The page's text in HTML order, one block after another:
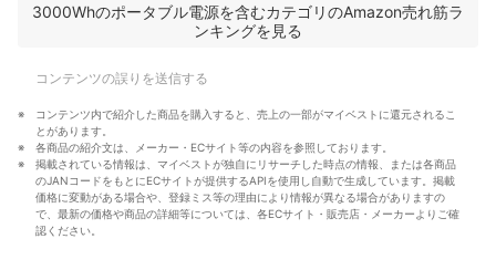
3000Whのポータブル電源を含むカテゴリのAmazon売れ筋ラ
ンキングを見る
コンテンツの誤りを送信する
コンテンツ内で紹介した商品を購入すると、売上の一部がマイベストに還元されるこ
とがあります。
各商品の紹介文は、メーカー・ECサイト等の内容を参照しております。
掲載されている情報は、マイベストが独自にリサーチした時点の情報、または各商品
のJANコードをもとにECサイトが提供するAPIを使用し自動で生成しています。掲載
価格に変動がある場合や、登録ミス等の理由により情報が異なる場合がありますの
で、最新の価格や商品の詳細等については、各ECサイト・販売店・メーカーよりご確
認ください。